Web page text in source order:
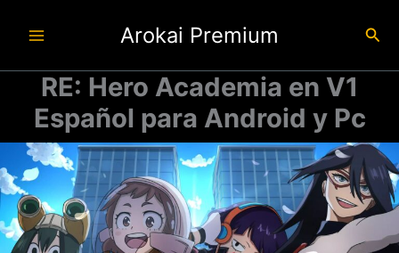
Arokai Premium
RE: Hero Academia en V1
Español para Android y Pc